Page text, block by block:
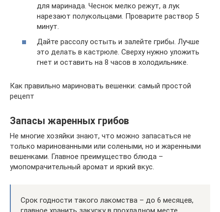
для маринада. Чеснок мелко режут, а лук
нарезают полукольцами. Проварите раствор 5
минут.
Дайте рассолу остыть и залейте грибы. Лучше
это делать в кастрюле. Сверху нужно уложить
гнет и оставить на 8 часов в холодильнике.
Как правильно мариновать вешенки: самый простой
рецепт
Запасы жаренных грибов
Не многие хозяйки знают, что можно запасаться не
только маринованными или солеными, но и жаренными
вешенками. Главное преимущество блюда –
умопомрачительный аромат и яркий вкус.
Срок годности такого лакомства – до 6 месяцев,